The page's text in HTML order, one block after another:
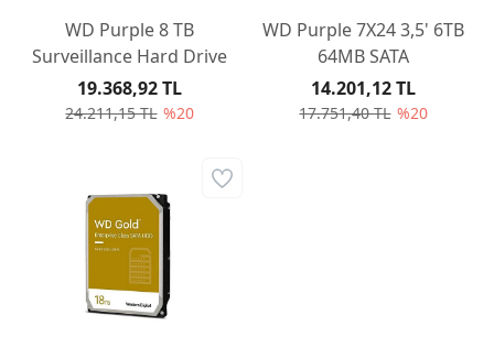
WD Purple 8 TB
Surveillance Hard Drive
24.211,15 TL %20
19.368,92 TL
WD Purple 7X24 3,5' 6TB
64MB SATA
17.751,40 TL %20
14.201,12 TL